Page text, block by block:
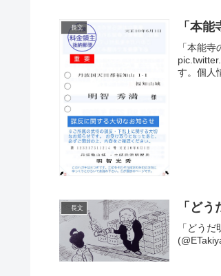
長文 「本
「本能
す。個人
長文 「ど
「どう